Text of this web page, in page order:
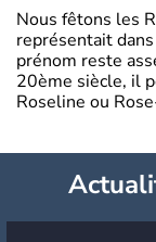
Nous fêtons les
représentait
prénom reste
20ème siècle, il
Roseline ou